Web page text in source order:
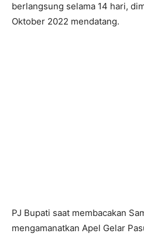
berlangsung selama 14 hari,
Oktober 2022 mendatang.
PJ Bupati saat membacakan
mengamanatkan Apel Gelar